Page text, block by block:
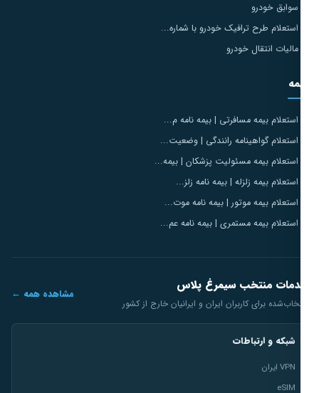
سوابق خودرو
استعلام طرح ترافیک خودرو با شماره...
مالیات انتقال خودرو
استعلام بیمه مسافرتی | بیمه نامه م...
استعلام گواهینامه رانندگی | وضعیت...
استعلام بیمه مسئولیت پزشکان | بیمه...
استعلام بیمه زلزله | بیمه نامه زلز...
استعلام بیمه موتور | بیمه نامه موت...
استعلام بیمه مستمری | بیمه نامه عم...
منتخب سیمرغ پلاس
برای کاربران ایران و ایرانیان خارج از کشور
مشاهده همه ←
شبکه و ارتباطات